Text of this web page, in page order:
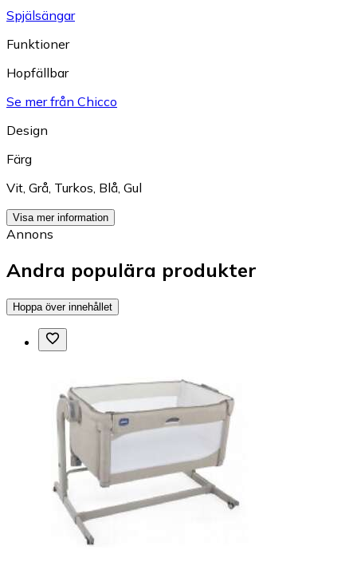
Spjälsängar
Funktioner
Hopfällbar
Se mer från Chicco
Design
Färg
Vit, Grå, Turkos, Blå, Gul
Visa mer information
Annons
Andra populära produkter
Hoppa över innehållet